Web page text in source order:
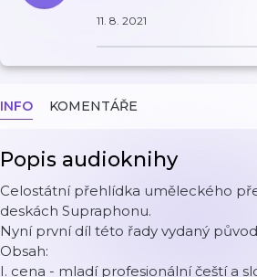
11. 8. 2021
INFO KOMENTÁŘE
Popis audioknihy
Celostátní přehlídka uměleckého
deskách Supraphonu.
Nyní první díl této řady vydaný
Obsah:
I. cena - mladí profesionální čeští a